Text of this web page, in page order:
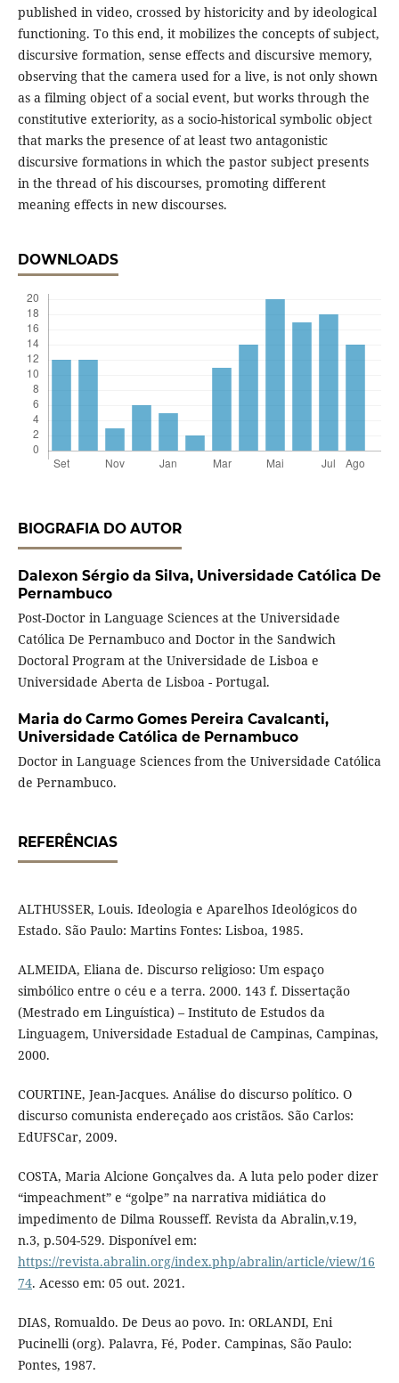
published in video, crossed by historicity and by ideological
functioning. To this end, it mobilizes the concepts of subject,
discursive formation, sense effects and discursive memory,
observing that the camera used for a live, is not only shown
as a filming object of a social event, but works through the
constitutive exteriority, as a socio-historical symbolic object
that marks the presence of at least two antagonistic
discursive formations in which the pastor subject presents
in the thread of his discourses, promoting different
meaning effects in new discourses.
DOWNLOADS
BIOGRAFIA DO AUTOR
Dalexon Sérgio da Silva, Universidade Católica De
Pernambuco
Post-Doctor in Language Sciences at the Universidade
Católica De Pernambuco and Doctor in the Sandwich
Doctoral Program at the Universidade de Lisboa e
Universidade Aberta de Lisboa - Portugal.
Maria do Carmo Gomes Pereira Cavalcanti,
Universidade Católica de Pernambuco
Doctor in Language Sciences from the Universidade Católica
de Pernambuco.
REFERÊNCIAS
ALTHUSSER, Louis. Ideologia e Aparelhos Ideológicos do
Estado. São Paulo: Martins Fontes: Lisboa, 1985.
ALMEIDA, Eliana de. Discurso religioso: Um espaço
simbólico entre o céu e a terra. 2000. 143 f. Dissertação
(Mestrado em Linguística) – Instituto de Estudos da
Linguagem, Universidade Estadual de Campinas, Campinas,
2000.
COURTINE, Jean-Jacques. Análise do discurso político. O
discurso comunista endereçado aos cristãos. São Carlos:
EdUFSCar, 2009.
COSTA, Maria Alcione Gonçalves da. A luta pelo poder dizer
“impeachment” e “golpe” na narrativa midiática do
impedimento de Dilma Rousseff. Revista da Abralin,v.19,
n.3, p.504-529. Disponível em:
https://revista.abralin.org/index.php/abralin/article/view/16
74. Acesso em: 05 out. 2021.
DIAS, Romualdo. De Deus ao povo. In: ORLANDI, Eni
Pucinelli (org). Palavra, Fé, Poder. Campinas, São Paulo:
Pontes, 1987.